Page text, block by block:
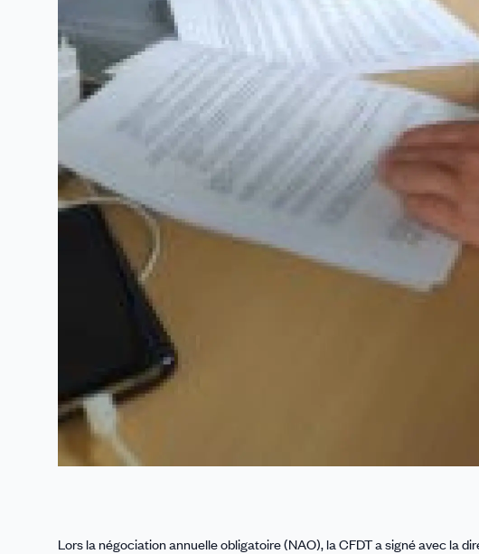
Lors la négociation annuelle obligatoire (NAO), la CFDT a signé avec la